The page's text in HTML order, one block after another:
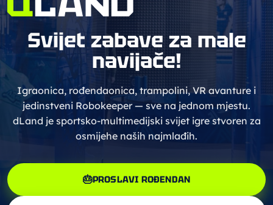
Svijet zabave za male
navijače!
Igraonica, rođendaonica, trampolini, VR avanture i
jedinstveni Robokeeper — sve na jednom mjestu.
dLand je sportsko-multimedijski svijet igre stvoren za
osmijehe naših najmlađih.
🎂PROSLAVI ROĐENDAN